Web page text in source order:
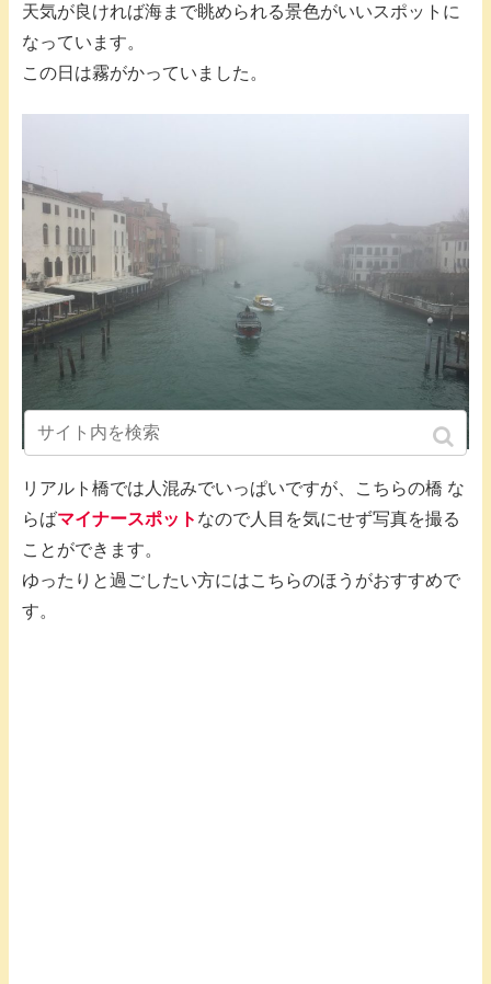
天気が良ければ海まで眺められる景色がいいスポットに
なっています。
この日は霧がかっていました。
リアルト橋では人混みでいっぱいですが、こちらの橋 な
らばマイナースポット なので人目を気にせず写真を撮る
ことができます。
ゆったりと過ごしたい方にはこちらのほうがおすすめで
す。